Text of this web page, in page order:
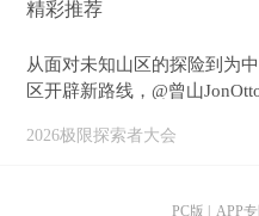
精彩推荐
从面对未知山区的探险到为
区开辟新路线，@曾山
神，是让更多人负责任地走进
2026极限探索者大会
PC版 | APP